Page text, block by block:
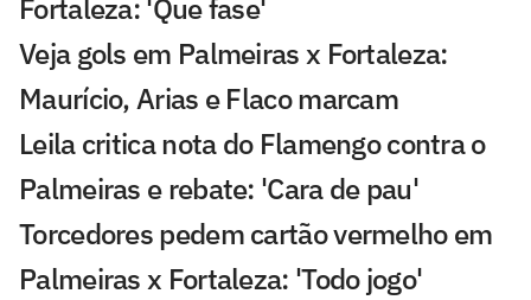
Fortaleza: 'Que fase'
Veja gols em Palmeiras x Fortaleza:
Maurício, Arias e Flaco marcam
Leila critica nota do Flamengo contra o
Palmeiras e rebate: 'Cara de pau'
Torcedores pedem cartão vermelho em
Palmeiras x Fortaleza: 'Todo jogo'